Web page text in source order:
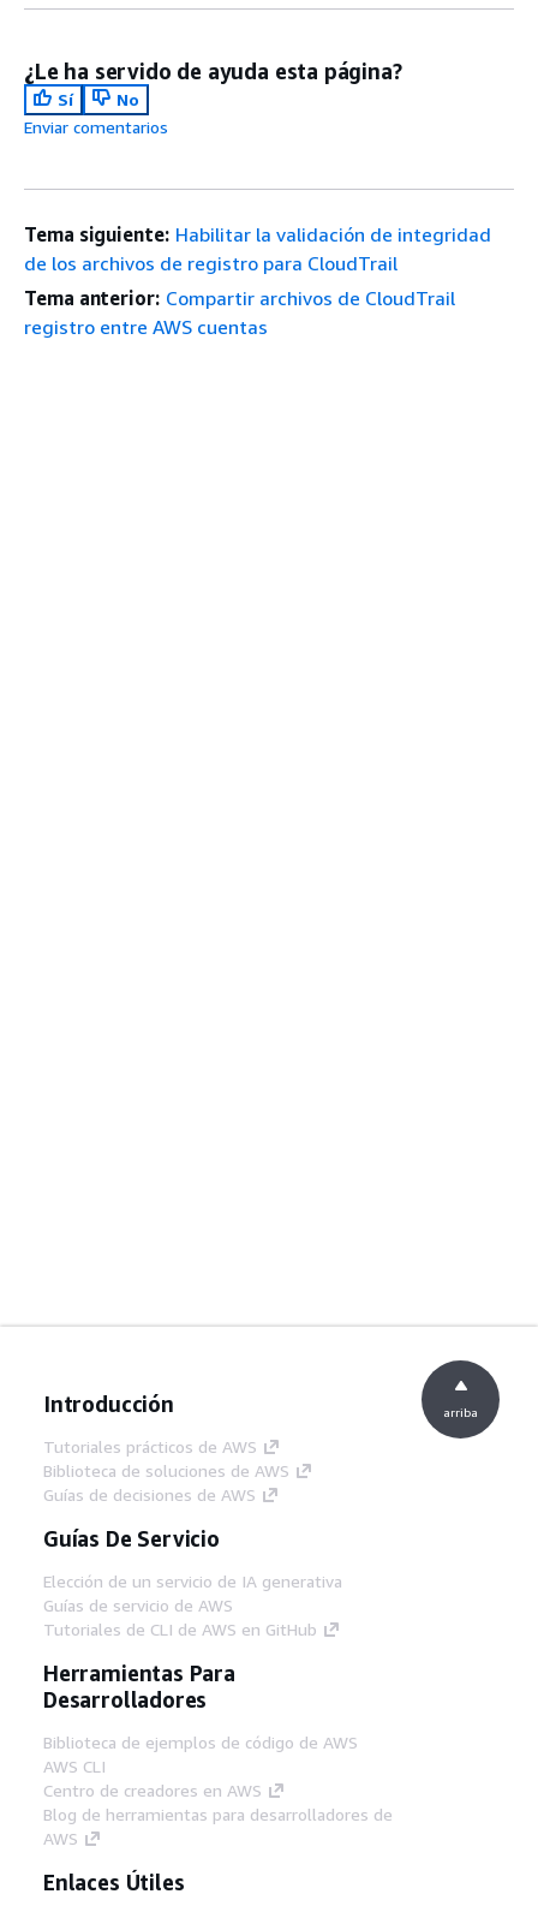
¿Le ha servido de ayuda esta página?
Sí
No
Enviar comentarios
Tema siguiente: Habilitar la validación de integridad
de los archivos de registro para CloudTrail
Tema anterior: Compartir archivos de CloudTrail
registro entre AWS cuentas
Introducción
Tutoriales prácticos de AWS
Biblioteca de soluciones de AWS
Guías de decisiones de AWS
Guías De Servicio
Elección de un servicio de IA generativa
Guías de servicio de AWS
Tutoriales de CLI de AWS en GitHub
Herramientas Para
Desarrolladores
Biblioteca de ejemplos de código de AWS
AWS CLI
Centro de creadores en AWS
Blog de herramientas para desarrolladores de
AWS
Enlaces Útiles
arriba